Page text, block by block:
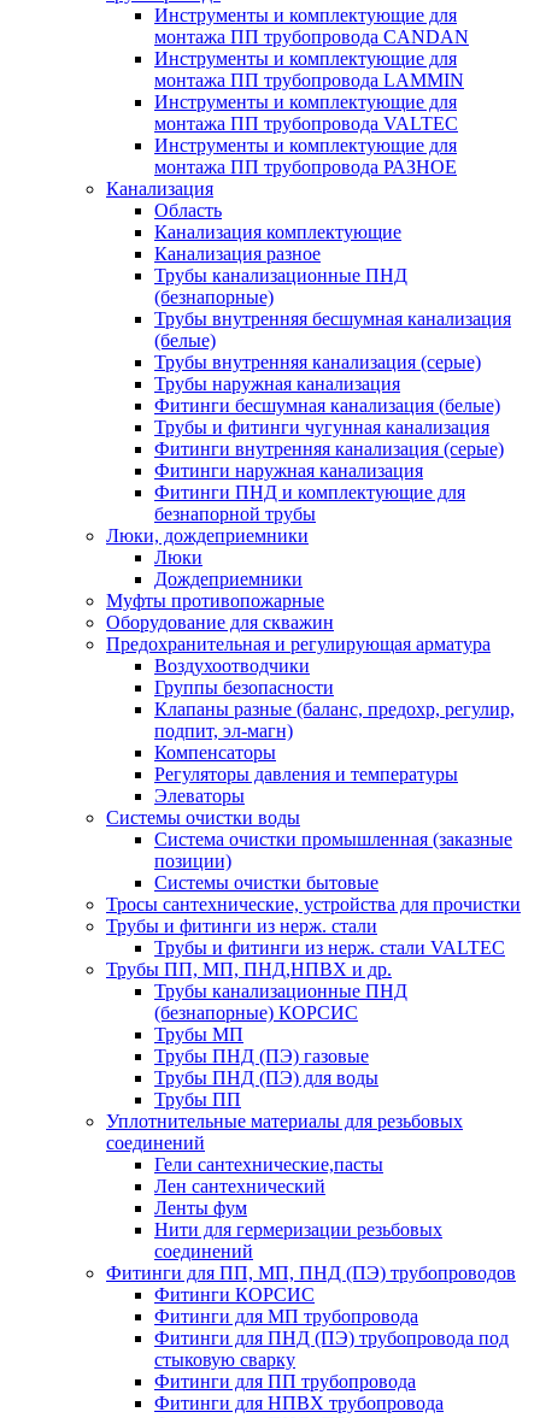
Инструменты и комплектующие для
монтажа ПП трубопровода CANDAN
Инструменты и комплектующие для
монтажа ПП трубопровода LAMMIN
Инструменты и комплектующие для
монтажа ПП трубопровода VALTEC
Инструменты и комплектующие для
монтажа ПП трубопровода РАЗНОЕ
Канализация
Область
Канализация комплектующие
Канализация разное
Трубы канализационные ПНД
(безнапорные)
Трубы внутренняя бесшумная канализация
(белые)
Трубы внутренняя канализация (серые)
Трубы наружная канализация
Фитинги бесшумная канализация (белые)
Трубы и фитинги чугунная канализация
Фитинги внутренняя канализация (серые)
Фитинги наружная канализация
Фитинги ПНД и комплектующие для
безнапорной трубы
Люки, дождеприемники
Люки
Дождеприемники
Муфты противопожарные
Оборудование для скважин
Предохранительная и регулирующая арматура
Воздухоотводчики
Группы безопасности
Клапаны разные (баланс, предохр, регулир,
подпит, эл-магн)
Компенсаторы
Регуляторы давления и температуры
Элеваторы
Системы очистки воды
Система очистки промышленная (заказные
позиции)
Системы очистки бытовые
Тросы сантехнические, устройства для прочистки
Трубы и фитинги из нерж. стали
Трубы и фитинги из нерж. стали VALTEC
Трубы ПП, МП, ПНД,НПВХ и др.
Трубы канализационные ПНД
(безнапорные) КОРСИС
Трубы МП
Трубы ПНД (ПЭ) газовые
Трубы ПНД (ПЭ) для воды
Трубы ПП
Уплотнительные материалы для резьбовых
соединений
Гели сантехнические,пасты
Лен сантехнический
Ленты фум
Нити для гермеризации резьбовых
соединений
Фитинги для ПП, МП, ПНД (ПЭ) трубопроводов
Фитинги КОРСИС
Фитинги для МП трубопровода
Фитинги для ПНД (ПЭ) трубопровода под
стыковую сварку
Фитинги для ПП трубопровода
Фитинги для НПВХ трубопровода